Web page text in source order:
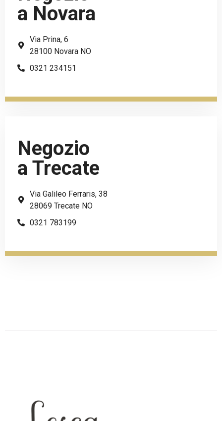
a Novara
Via Prina, 6
28100 Novara NO
0321 234151
Negozio
a Trecate
Via Galileo Ferraris, 38
28069 Trecate NO
0321 783199